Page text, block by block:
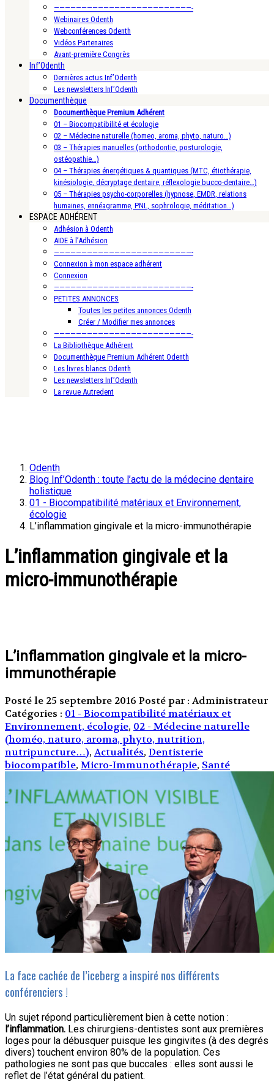
—————————————————————————-
Webinaires Odenth
Webconférences Odenth
Vidéos Partenaires
Avant-première Congrès
Inf’Odenth
Dernières actus Inf’Odenth
Les newsletters Inf’Odenth
Documenthèque
Documenthèque Premium Adhérent
01 – Biocompatibilité et écologie
02 – Médecine naturelle (homeo, aroma, phyto, naturo…)
03 – Thérapies manuelles (orthodontie, posturologie,
ostéopathie…)
04 – Thérapies énergétiques & quantiques (MTC, étiothérapie,
kinésiologie, décryptage dentaire, réflexologie bucco-dentaire…)
05 – Thérapies psycho-corporelles (hypnose, EMDR, relations
humaines, ennéagramme, PNL, sophrologie, méditation…)
ESPACE ADHÉRENT
Adhésion à Odenth
AIDE à l’Adhésion
—————————————————————————-
Connexion à mon espace adhérent
Connexion
—————————————————————————-
PETITES ANNONCES
Toutes les petites annonces Odenth
Créer / Modifier mes annonces
—————————————————————————-
La Bibliothèque Adhérent
Documenthèque Premium Adhérent Odenth
Les livres blancs Odenth
Les newsletters Inf’Odenth
La revue Autredent
Odenth
Blog Inf’Odenth : toute l’actu de la médecine dentaire
holistique
01 - Biocompatibilité matériaux et Environnement,
écologie
L’inflammation gingivale et la micro-immunothérapie
L’inflammation gingivale et la
micro-immunothérapie
L’inflammation gingivale et la micro-
immunothérapie
Posté le 25 septembre 2016 Posté par : Administrateur
Catégories : 01 - Biocompatibilité matériaux et
Environnement, écologie, 02 - Médecine naturelle
(homéo, naturo, aroma, phyto, nutrition,
nutripuncture…),Actualités, Dentisterie
biocompatible, Micro-Immunothérapie, Santé
La face cachée de l’iceberg a inspiré nos différents
conférenciers !
Un sujet répond particulièrement bien à cette notion :
l’inflammation. Les chirurgiens-dentistes sont aux premières
loges pour la débusquer puisque les gingivites (à des degrés
divers) touchent environ 80% de la population. Ces
pathologies ne sont pas que buccales : elles sont aussi le
reflet de l’état général du patient.